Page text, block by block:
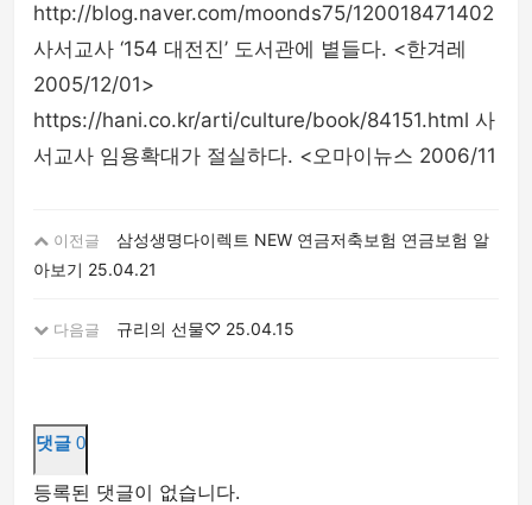
http://blog.naver.com/moonds75/120018471402
사서교사 ‘154 대전진’ 도서관에 볕들다. <한겨레
2005/12/01>
https://hani.co.kr/arti/culture/book/84151.html 사
서교사 임용확대가 절실하다. <오마이뉴스 2006/11
이전글
삼성생명다이렉트 NEW 연금저축보험 연금보험 알
아보기 25.04.21
다음글 규리의 선물♡ 25.04.15
댓글 0
등록된 댓글이 없습니다.